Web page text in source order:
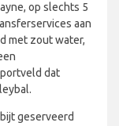
op slechts 5
aan
met zout water,
dat
geserveerd